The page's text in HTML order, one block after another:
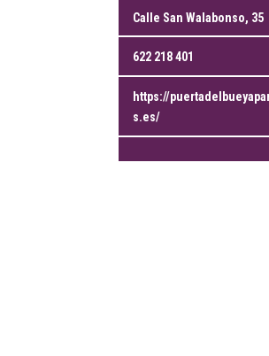
Calle San Walabonso, 35
622 218 401
https://
s.es/